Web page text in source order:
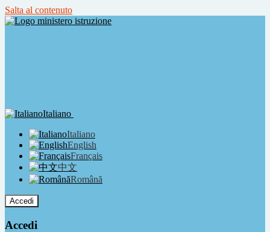
Salta al contenuto
Italiano
Italiano
English
Français
中文
Română
Accedi
Accedi